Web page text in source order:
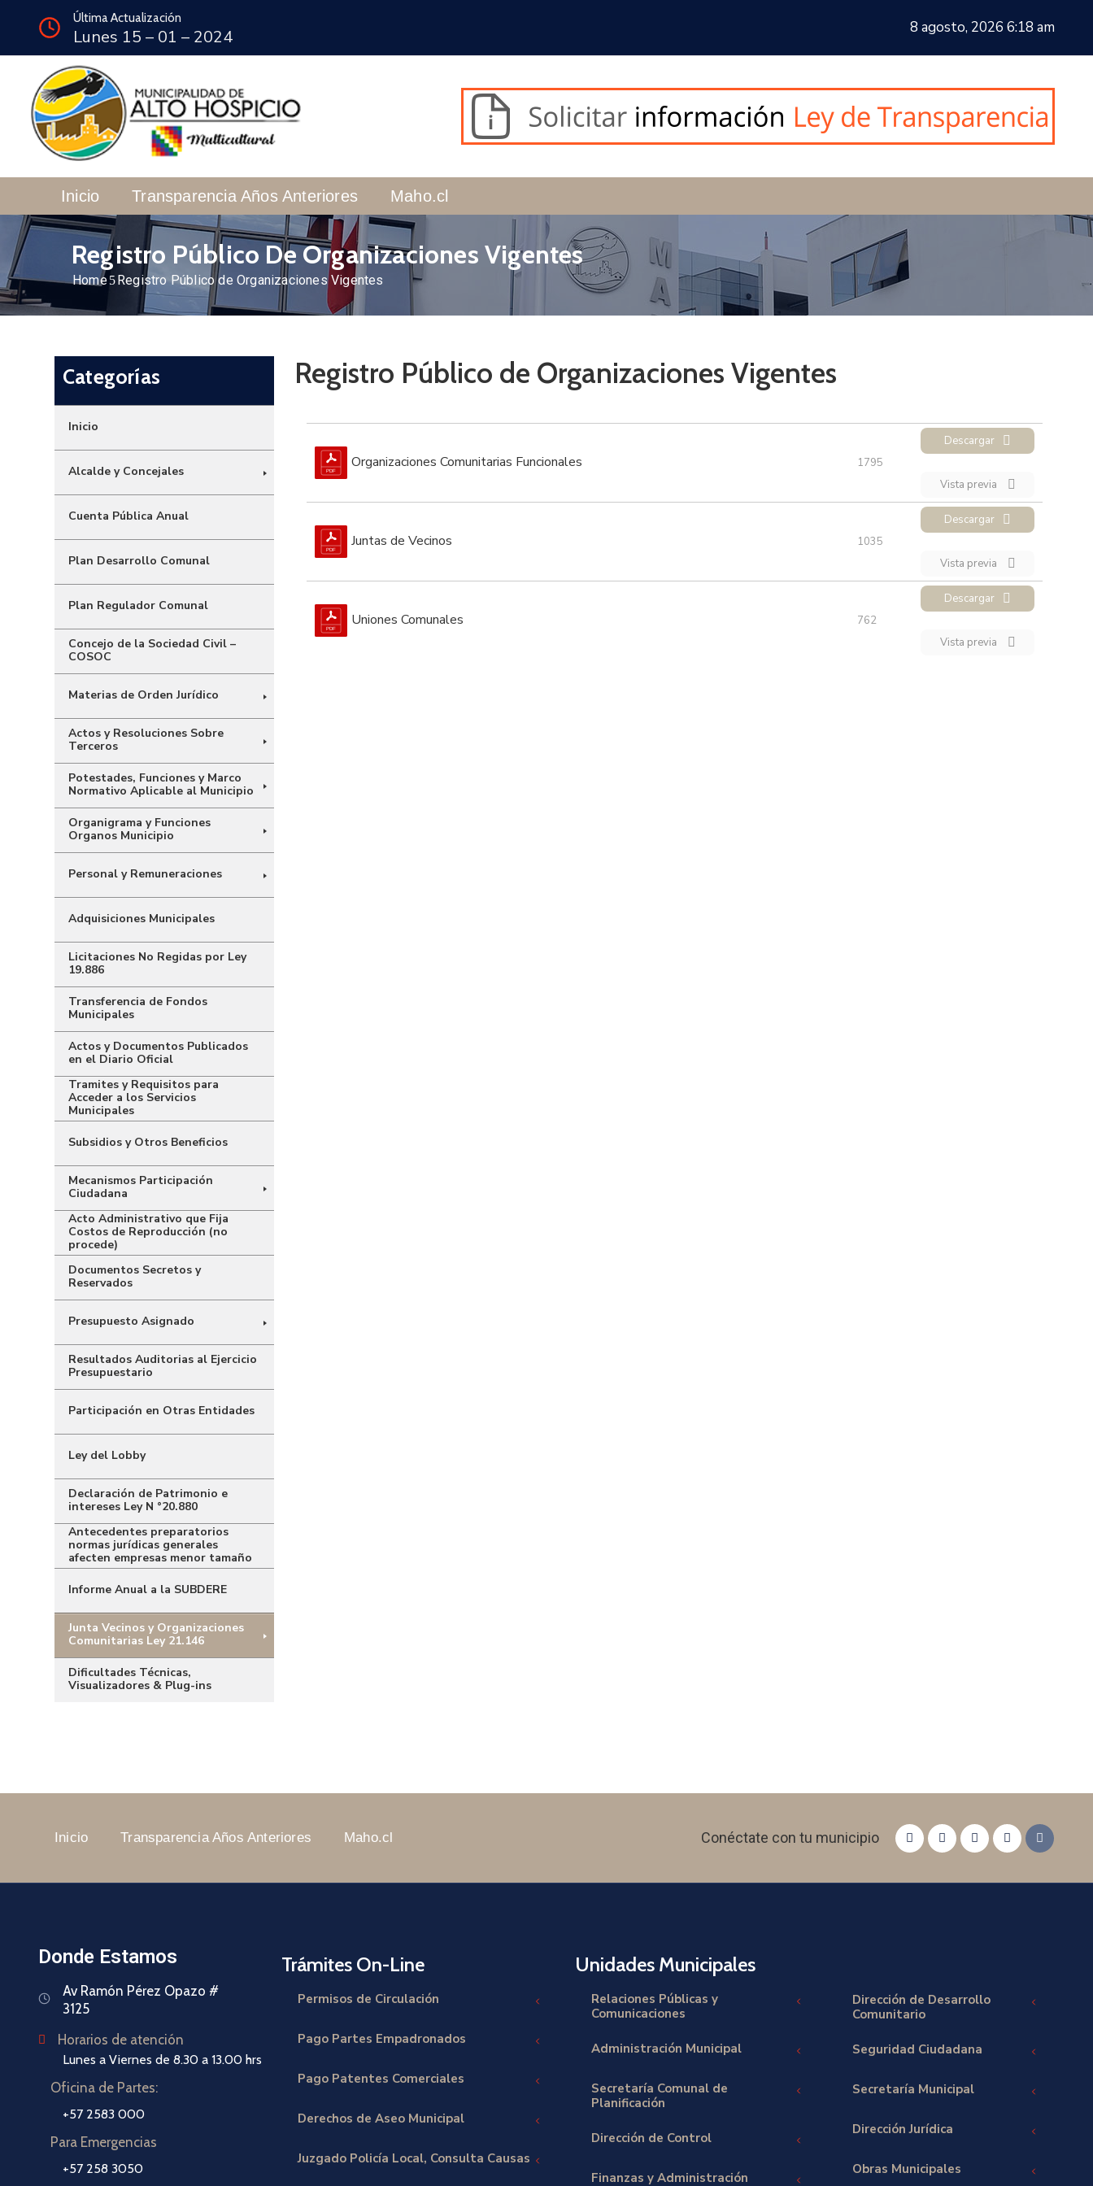
Última Actualización
Lunes 15 – 01 – 2024 8 agosto, 2026 6:18 am
Inicio Transparencia Años Anteriores Maho.cl
Registro Público De Organizaciones Vigentes
Home Registro Público de Organizaciones Vigentes
Registro Público de Organizaciones Vigentes
Organizaciones Comunitarias Funcionales 1795
Descargar
Vista previa
Juntas de Vecinos 1035
Descargar
Vista previa
Uniones Comunales 762
Descargar
Vista previa
Categorías
Inicio
Alcalde y Concejales
Cuenta Pública Anual
Plan Desarrollo Comunal
Plan Regulador Comunal
Concejo de la Sociedad Civil –
COSOC
Materias de Orden Jurídico
Actos y Resoluciones Sobre
Terceros
Potestades, Funciones y Marco
Normativo Aplicable al Municipio
Organigrama y Funciones
Organos Municipio
Personal y Remuneraciones
Adquisiciones Municipales
Licitaciones No Regidas por Ley
19.886
Transferencia de Fondos
Municipales
Actos y Documentos Publicados
en el Diario Oficial
Tramites y Requisitos para
Acceder a los Servicios
Municipales
Subsidios y Otros Beneficios
Mecanismos Participación
Ciudadana
Acto Administrativo que Fija
Costos de Reproducción (no
procede)
Documentos Secretos y
Reservados
Presupuesto Asignado
Resultados Auditorias al Ejercicio
Presupuestario
Participación en Otras Entidades
Ley del Lobby
Declaración de Patrimonio e
intereses Ley N °20.880
Antecedentes preparatorios
normas jurídicas generales
afecten empresas menor tamaño
Informe Anual a la SUBDERE
Junta Vecinos y Organizaciones
Comunitarias Ley 21.146
Dificultades Técnicas,
Visualizadores & Plug-ins
Inicio Transparencia Años Anteriores Maho.cl Conéctate con tu municipio
Donde Estamos
Av Ramón Pérez Opazo #
3125
Horarios de atención
Lunes a Viernes de 8.30 a 13.00 hrs
Oficina de Partes:
+57 2583 000
Para Emergencias
+57 258 3050
Trámites On-Line
Permisos de Circulación
Pago Partes Empadronados
Pago Patentes Comerciales
Derechos de Aseo Municipal
Juzgado Policía Local, Consulta Causas
Unidades Municipales
Relaciones Públicas y
Comunicaciones
Administración Municipal
Secretaría Comunal de
Planificación
Dirección de Control
Finanzas y Administración
Dirección de Desarrollo
Comunitario
Seguridad Ciudadana
Secretaría Municipal
Dirección Jurídica
Obras Municipales